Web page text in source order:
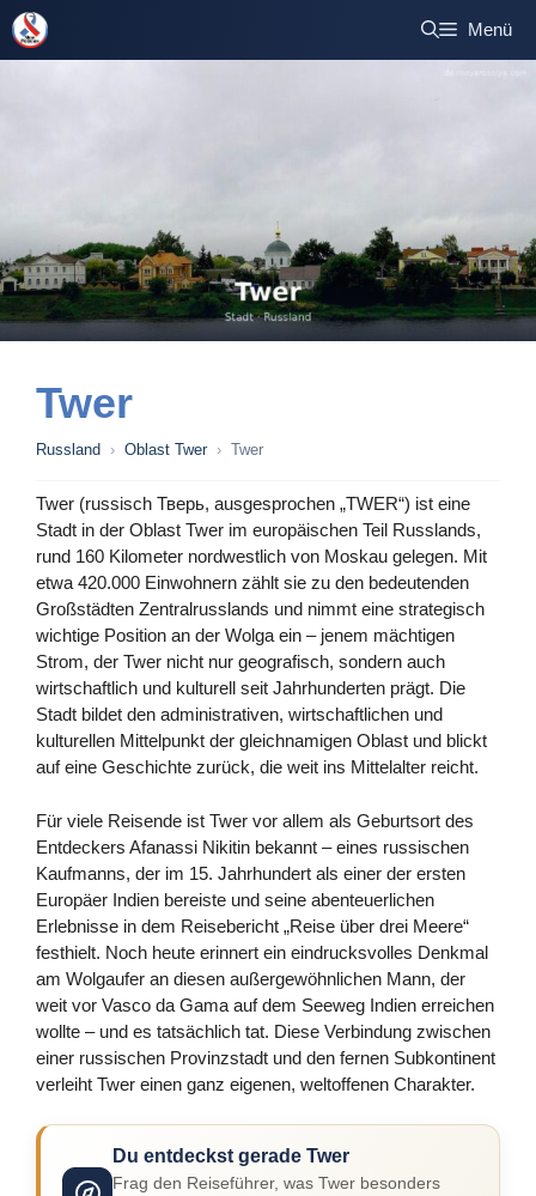
Zum
Inhalt
springen
Menü
Twer
Russland › Oblast Twer › Twer
Twer (russisch Тверь, ausgesprochen „TWER“) ist eine
Stadt in der Oblast Twer im europäischen Teil Russlands,
rund 160 Kilometer nordwestlich von Moskau gelegen. Mit
etwa 420.000 Einwohnern zählt sie zu den bedeutenden
Großstädten Zentralrusslands und nimmt eine strategisch
wichtige Position an der Wolga ein – jenem mächtigen
Strom, der Twer nicht nur geografisch, sondern auch
wirtschaftlich und kulturell seit Jahrhunderten prägt. Die
Stadt bildet den administrativen, wirtschaftlichen und
kulturellen Mittelpunkt der gleichnamigen Oblast und blickt
auf eine Geschichte zurück, die weit ins Mittelalter reicht.
Für viele Reisende ist Twer vor allem als Geburtsort des
Entdeckers Afanassi Nikitin bekannt – eines russischen
Kaufmanns, der im 15. Jahrhundert als einer der ersten
Europäer Indien bereiste und seine abenteuerlichen
Erlebnisse in dem Reisebericht „Reise über drei Meere“
festhielt. Noch heute erinnert ein eindrucksvolles Denkmal
am Wolgaufer an diesen außergewöhnlichen Mann, der
weit vor Vasco da Gama auf dem Seeweg Indien erreichen
wollte – und es tatsächlich tat. Diese Verbindung zwischen
einer russischen Provinzstadt und den fernen Subkontinent
verleiht Twer einen ganz eigenen, weltoffenen Charakter.
Du entdeckst gerade Twer
Frag den Reiseführer, was Twer besonders